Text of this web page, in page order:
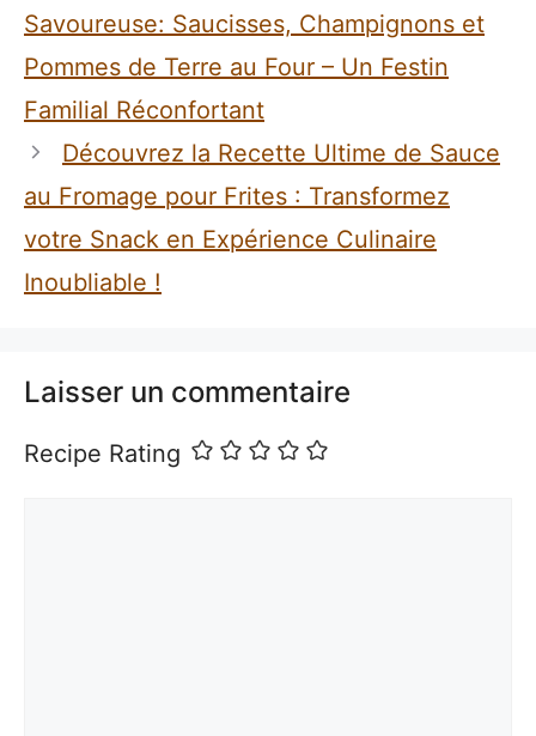
Savoureuse: Saucisses, Champignons et
Pommes de Terre au Four – Un Festin
Familial Réconfortant
Découvrez la Recette Ultime de Sauce
au Fromage pour Frites : Transformez
votre Snack en Expérience Culinaire
Inoubliable !
Laisser un commentaire
Recipe Rating